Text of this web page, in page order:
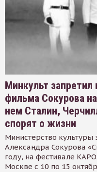
Минкульт запретил
фильма Сокурова
нем Сталин,
спорят о жизни
Министерство
Александра Сокурова
году, на фестивале
Москве с 10 по 15